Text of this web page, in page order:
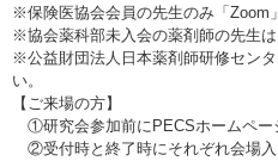
※保険医協会会員の先生のみ「Zoom
※協会薬科部未入会の薬剤師の先生
※公益財団法人日本薬剤師研修セン
【ご来場の方】
①研究会参加前にPECSホームペー
②受付時と終了時にそれぞれ会場入